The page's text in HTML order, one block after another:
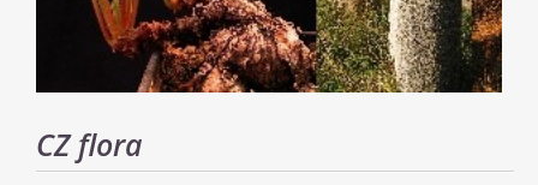
CZ flora